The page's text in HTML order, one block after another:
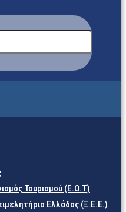
Τουρισμού (Ε.Ο.Τ)
Ελλάδος (Ξ.Ε.Ε.)